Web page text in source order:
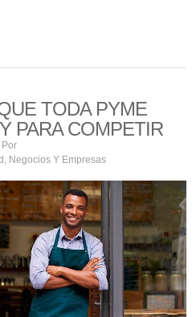
TODA PYME
PARA COMPETIR
, Negocios Y Empresas